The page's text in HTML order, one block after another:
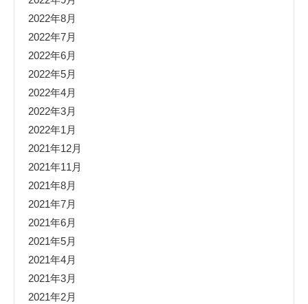
2022年8月
2022年7月
2022年6月
2022年5月
2022年4月
2022年3月
2022年1月
2021年12月
2021年11月
2021年8月
2021年7月
2021年6月
2021年5月
2021年4月
2021年3月
2021年2月